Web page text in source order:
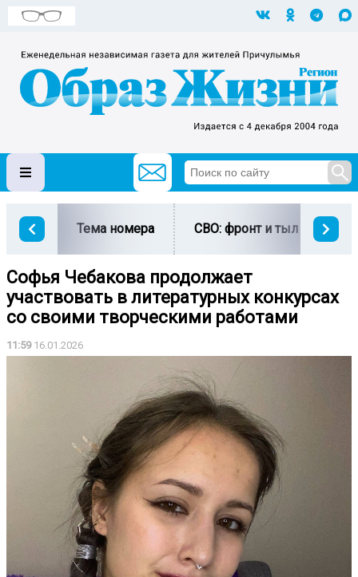
Тема номера СВО: фронт и тыл
Софья Чебакова продолжает
участвовать в литературных конкурсах
со своими творческими работами
11:5916.01.2026